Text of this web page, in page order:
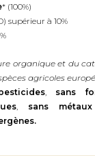
* (100%)
supérieur à 10%
organique et du
agricoles
, sans
, sans